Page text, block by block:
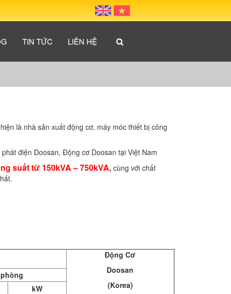
TIN TỨC LIÊN HỆ
là nhà sản xuất động cơ, máy móc thiết bị công
điện Doosan, Động cơ Doosan tại Việt Nam
suất từ 150kVA – 750kVA, cùng với chất
Động Cơ
Doosan
(Korea)
kW